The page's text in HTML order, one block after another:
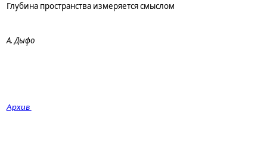
Глубина пространства измеряется смыслом
А. Дыфо
Архив